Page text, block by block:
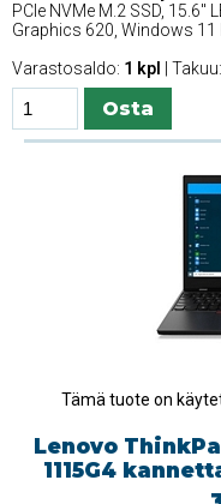
PCIe NVMe M.2 SSD, 15.6''
Graphics 620, Windows 11
Varastosaldo: 1 kpl | Takuu:
Tämä tuote on
Lenovo
1115G4